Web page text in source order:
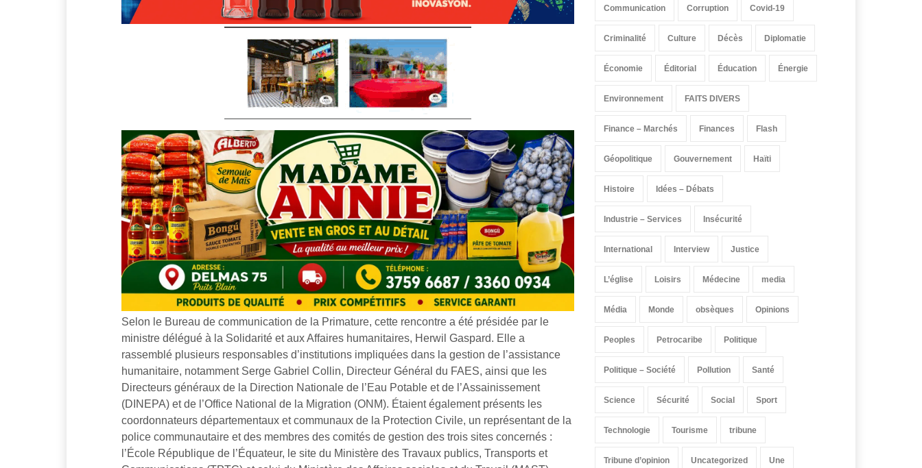
Selon le Bureau de communication de la Primature, cette rencontre a été présidée par le
ministre délégué à la Solidarité et aux Affaires humanitaires, Herwil Gaspard. Elle a
rassemblé plusieurs responsables d’institutions impliquées dans la gestion de l’assistance
humanitaire, notamment Serge Gabriel Collin, Directeur Général du FAES, ainsi que les
Directeurs généraux de la Direction Nationale de l’Eau Potable et de l’Assainissement
(DINEPA) et de l’Office National de la Migration (ONM). Étaient également présents les
coordonnateurs départementaux et communaux de la Protection Civile, un représentant de la
police communautaire et des membres des comités de gestion des trois sites concernés :
l’École République de l’Équateur, le site du Ministère des Travaux publics, Transports et
Communication Corruption Covid-19
Criminalité Culture Décès Diplomatie
Économie Éditorial Éducation Énergie
Environnement FAITS DIVERS
Finance – Marchés Finances Flash
Géopolitique Gouvernement Haïti
Histoire Idées – Débats
Industrie – Services Insécurité
International Interview Justice
L’église Loisirs Médecine media
Média Monde obsèques Opinions
Peoples Petrocaribe Politique
Politique – Société Pollution Santé
Science Sécurité Social Sport
Technologie Tourisme tribune
Tribune d’opinion Uncategorized Une